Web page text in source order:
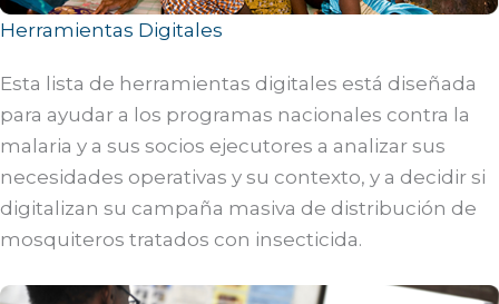
Herramientas Digitales
Esta lista de herramientas digitales está diseñada
para ayudar a los programas nacionales contra la
malaria y a sus socios ejecutores a analizar sus
necesidades operativas y su contexto, y a decidir si
digitalizan su campaña masiva de distribución de
mosquiteros tratados con insecticida.